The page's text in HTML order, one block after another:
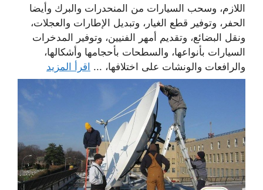
اللازم، وسحب السيارات من المنحدرات والبرك وأيضا
الحفر، وتوفير قطع الغيار، وتبديل الإطارات والعجلات،
ونقل البضائع، وتقديم أمهر الفنيين، وتوفير المدخرات
السيارات بأنواعها، والسطحات بأحجامها وأشكالها،
والرافعات والونشات على اختلافها، ... اقرأ المزيد